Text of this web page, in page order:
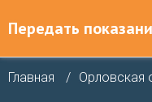
Передать
Главная Орловская